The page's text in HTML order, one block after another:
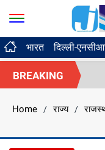
भारत दिल्ली-
BREAKING
Home / राज्य /